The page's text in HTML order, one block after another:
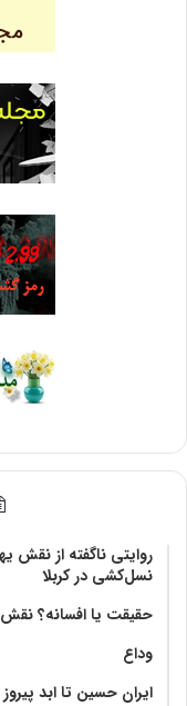
روایتی ناگفته از نقش
نسل‌کشی در کربلا
حقیقت یا افسانه؟‌ نقش
وداع
ایران حسین تا ابد